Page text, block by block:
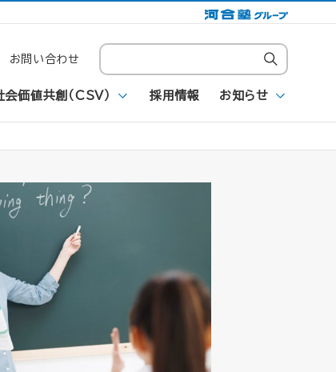
会価値共創（CSV） 採用情報 お知らせ
お問い合わせ